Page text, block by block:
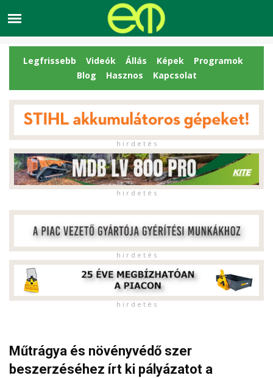
Legfrissebb Videók Állás Képek
Programok
Blog
Hasznos Kapcsolat
h i r d e t é s
h i r d e t é s
h i r d e t é s
h i r d e t é s
Műtrágya és növényvédő szer
beszerzéséhez írt ki pályázatot a